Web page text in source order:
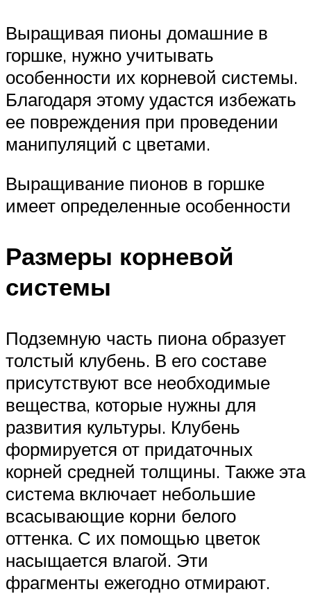
Выращивая пионы домашние в
горшке, нужно учитывать
особенности их корневой системы.
Благодаря этому удастся избежать
ее повреждения при проведении
манипуляций с цветами.
Выращивание пионов в горшке
имеет определенные особенности
Размеры корневой
системы
Подземную часть пиона образует
толстый клубень. В его составе
присутствуют все необходимые
вещества, которые нужны для
развития культуры. Клубень
формируется от придаточных
корней средней толщины. Также эта
система включает небольшие
всасывающие корни белого
оттенка. С их помощью цветок
насыщается влагой. Эти
фрагменты ежегодно отмирают.